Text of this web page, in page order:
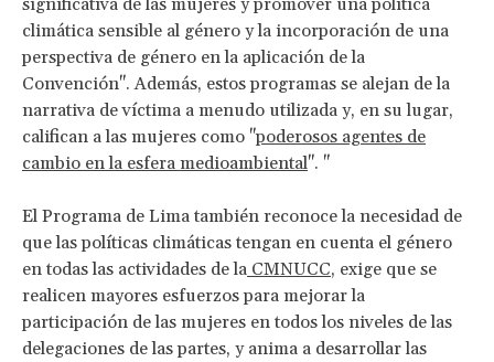
climática sensible al género y la incorporación de una
perspectiva de género en la aplicación de la
Convención". Además, estos programas se alejan de la
narrativa de víctima a menudo utilizada y, en su lugar,
califican a las mujeres como "poderosos agentes de
cambio en la esfera medioambiental". "
El Programa de Lima también reconoce la necesidad de
que las políticas climáticas tengan en cuenta el género
en todas las actividades de la CMNUCC, exige que se
realicen mayores esfuerzos para mejorar la
participación de las mujeres en todos los niveles de las
delegaciones de las partes, y anima a desarrollar las